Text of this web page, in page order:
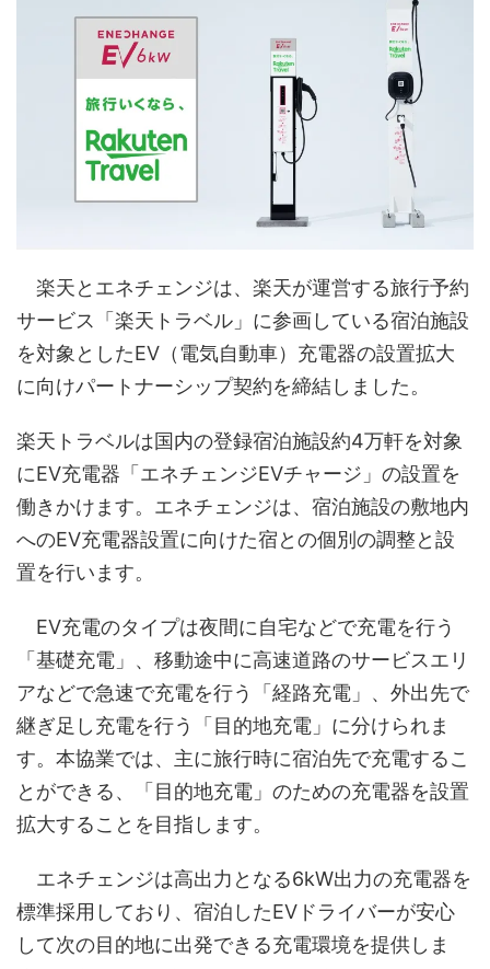
楽天とエネチェンジは、楽天が運営する旅行予約
サービス「楽天トラベル」に参画している宿泊施設
を対象としたEV（電気自動車）充電器の設置拡大
に向けパートナーシップ契約を締結しました。
楽天トラベルは国内の登録宿泊施設約4万軒を対象
にEV充電器「エネチェンジEVチャージ」の設置を
働きかけます。エネチェンジは、宿泊施設の敷地内
へのEV充電器設置に向けた宿との個別の調整と設
置を行います。
EV充電のタイプは夜間に自宅などで充電を行う
「基礎充電」、移動途中に高速道路のサービスエリ
アなどで急速で充電を行う「経路充電」、外出先で
継ぎ足し充電を行う「目的地充電」に分けられま
す。本協業では、主に旅行時に宿泊先で充電するこ
とができる、「目的地充電」のための充電器を設置
拡大することを目指します。
エネチェンジは高出力となる6kW出力の充電器を
標準採用しており、宿泊したEVドライバーが安心
して次の目的地に出発できる充電環境を提供しま